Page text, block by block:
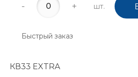
- + шт.
Быстрый заказ
КВ33 EXTRA